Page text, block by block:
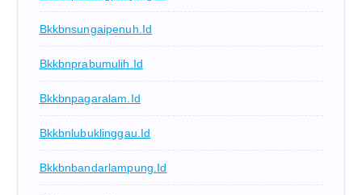
Bkkbnsungaipenuh.id
Bkkbnprabumulih.id
Bkkbnpagaralam.id
Bkkbnlubuklinggau.id
Bkkbnbandarlampung.id